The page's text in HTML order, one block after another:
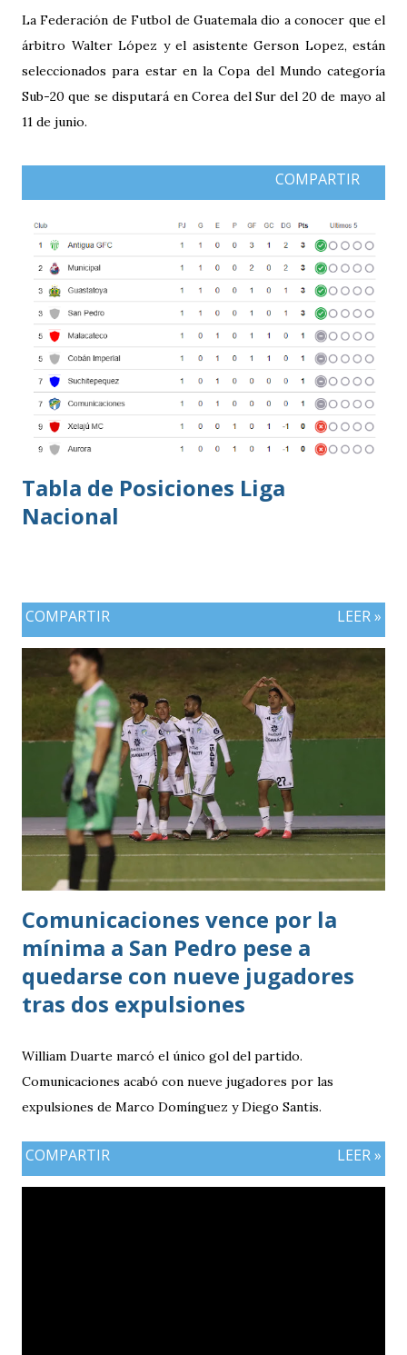
La Federación de Futbol de Guatemala dio a conocer que el
árbitro Walter López y el asistente Gerson Lopez, están
seleccionados para estar en la Copa del Mundo categoría
Sub-20 que se disputará en Corea del Sur del 20 de mayo al
11 de junio.
COMPARTIR
Tabla de Posiciones Liga
Nacional
COMPARTIR LEER »
Comunicaciones vence por la
mínima a San Pedro pese a
quedarse con nueve jugadores
tras dos expulsiones
William Duarte marcó el único gol del partido.
Comunicaciones acabó con nueve jugadores por las
expulsiones de Marco Domínguez y Diego Santis.
COMPARTIR LEER »